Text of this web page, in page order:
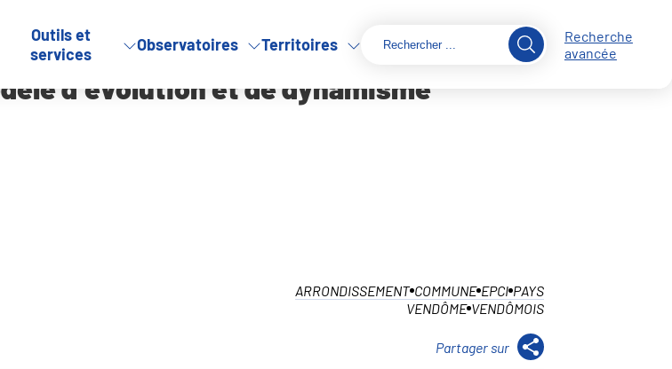
Outils et
services
Observatoires Territoires
Recherche
avancée
et de dynamisme
d’évolution et de dynamisme
ARRONDISSEMENT COMMUNE EPCI PAYS
VENDÔME VENDÔMOIS